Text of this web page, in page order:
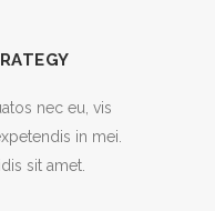
nec eu, vis
in mei.
sit amet.